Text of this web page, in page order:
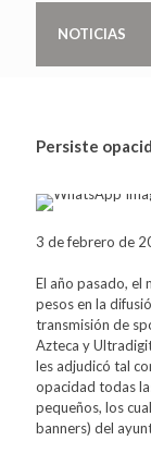
NOTICIAS
Persiste
3 de febrero de
El año pasado, el
pesos en la
transmisión de
Azteca y
les adjudicó tal
opacidad todas
pequeños, los
banners) del